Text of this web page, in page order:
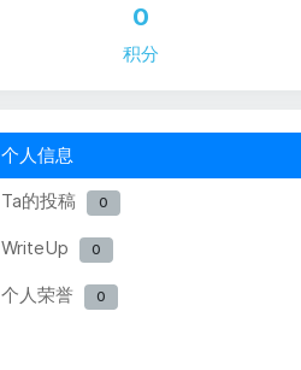
0
积分
个人信息
Ta的投稿
0
WriteUp 0
个人荣誉 0